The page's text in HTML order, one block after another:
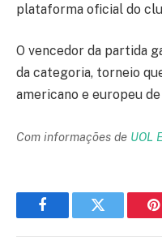
plataforma oficial do
O vencedor da partida
da categoria, torneio
americano e europeu de
Com informações de UOL
FacebookTwitter